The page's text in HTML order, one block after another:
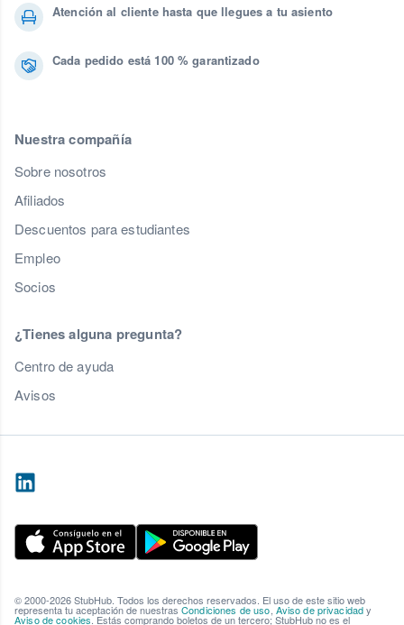
Atención al cliente hasta que llegues a tu asiento
Cada pedido está 100 % garantizado
Nuestra compañía
Sobre nosotros
Afiliados
Descuentos para estudiantes
Empleo
Socios
¿Tienes alguna pregunta?
Centro de ayuda
Avisos
© 2000-2026 StubHub. Todos los derechos reservados. El uso de este sitio web
representa tu aceptación de nuestras Condiciones de uso Aviso de privacidady
Aviso de cookies. Estás comprando boletos de un tercero; StubHub no es el